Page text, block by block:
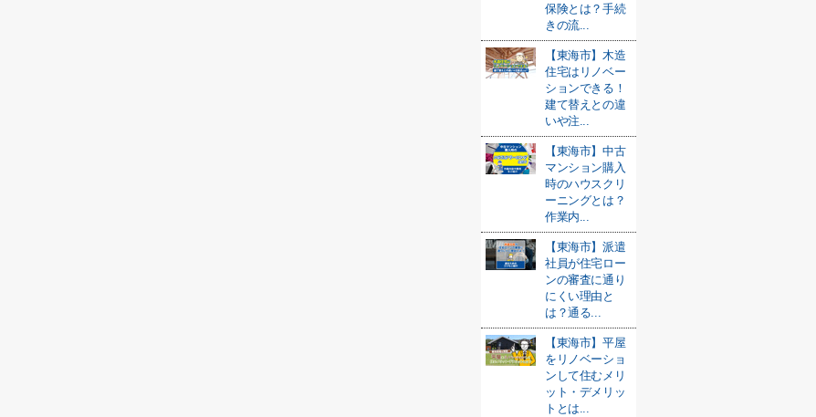
保険とは？手続
きの流...
【東海市】木造
住宅はリノベー
ションできる！
建て替えとの違
いや注...
【東海市】中古
マンション購入
時のハウスクリ
ーニングとは？
作業内...
【東海市】派遣
社員が住宅ロー
ンの審査に通り
にくい理由と
は？通る...
【東海市】平屋
をリノベーショ
ンして住むメリ
ット・デメリッ
トとは...